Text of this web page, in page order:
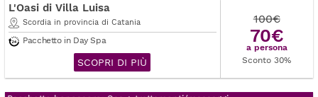
L'Oasi di Villa Luisa
Scordia in provincia di Catania
Pacchetto in Day Spa
SCOPRI DI PIÙ
100€
70€
a persona
Sconto 30%